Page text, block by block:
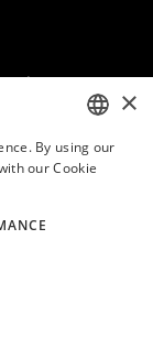
y cookies
ENGLISH
×
By using our
our Cookie